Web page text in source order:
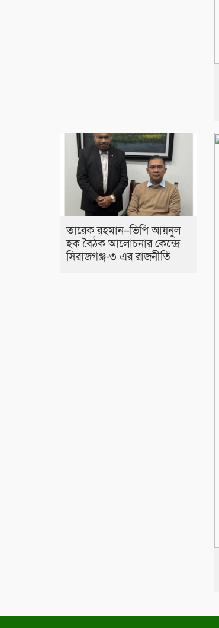
তারেক রহমান–ভিপি আয়নুল
হক বৈঠক আলোচনার কেন্দ্রে
সিরাজগঞ্জ-৩ এর রাজনীতি